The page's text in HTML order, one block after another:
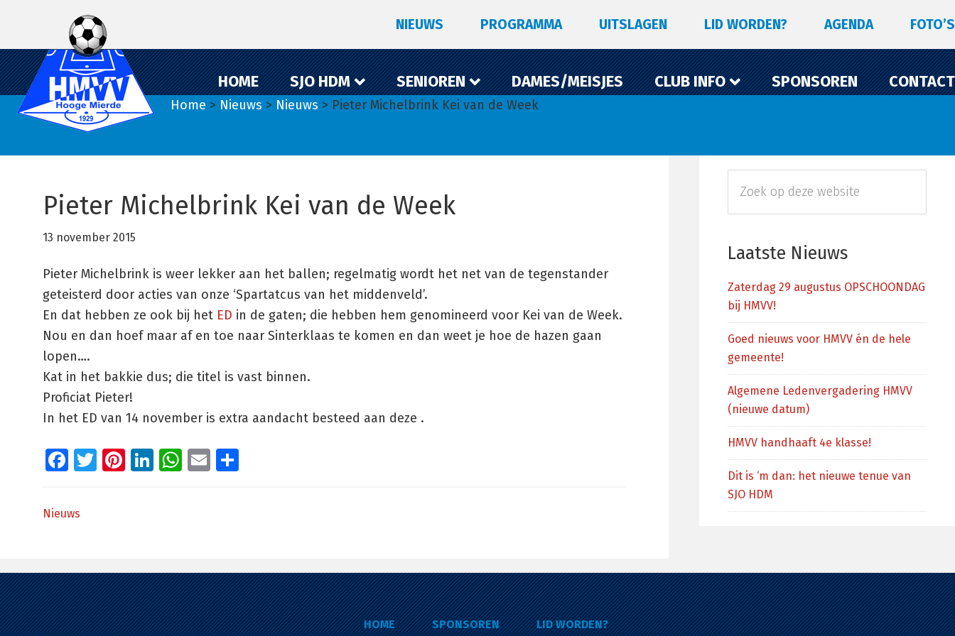
de
hoofdnavigatie
de
hoofd
inhoud
de
eerste
sidebar
NIEUWS PROGRAMMA UITSLAGEN LID WORDEN? AGENDA FOTO’S
HOME SJO HDM SENIOREN DAMES/MEISJES CLUB INFO SPONSOREN CONTACT
Home > Nieuws > Nieuws > Pieter Michelbrink Kei van de Week
Pieter Michelbrink Kei van de Week
13 november 2015
Pieter Michelbrink is weer lekker aan het ballen; regelmatig wordt het net van de tegenstander
geteisterd door acties van onze ‘Spartatcus van het middenveld’.
En dat hebben ze ook bij het ED in de gaten; die hebben hem genomineerd voor Kei van de Week.
Nou en dan hoef maar af en toe naar Sinterklaas te komen en dan weet je hoe de hazen gaan
lopen….
Kat in het bakkie dus; die titel is vast binnen.
Proficiat Pieter!
In het ED van 14 november is extra aandacht besteed aan deze .
Facebook
Twitter
Pinterest
LinkedIn
WhatsApp
Email
Nieuws
Primaire
Sidebar
deze
Laatste Nieuws
Zaterdag 29 augustus OPSCHOONDAG
bij HMVV!
Goed nieuws voor HMVV én de hele
gemeente!
Algemene Ledenvergadering HMVV
(nieuwe datum)
HMVV handhaaft 4e klasse!
Dit is ‘m dan: het nieuwe tenue van
SJO HDM
HOME SPONSOREN LID WORDEN?